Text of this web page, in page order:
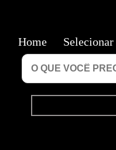
Home Selecionar